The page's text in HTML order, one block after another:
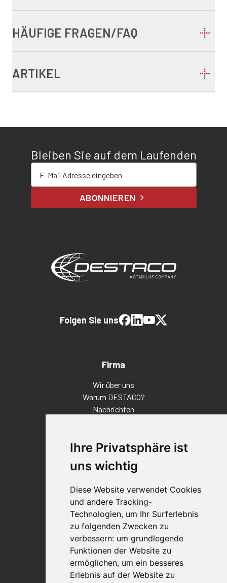
Ihre Privatsphäre ist
uns wichtig
Diese Website verwendet Cookies
und andere Tracking-
Technologien, um Ihr Surferlebnis
zu folgenden Zwecken zu
verbessern: um grundlegende
Funktionen der Website zu
ermöglichen, um ein besseres
Erlebnis auf der Website zu
HÄUFIGE FRAGEN/FAQ
ARTIKEL
Bleiben Sie auf dem Laufenden
ABONNIEREN
Firma
Wir über uns
Warum DESTACO?
Nachrichten
Standorte
Qualitätsaussage
Kontakt
Vertriebspartnerfinder
Häufig gestellte Fragen
Datenschutz-Bestimmungen
Nutzungsbedingungen
Richtlinien/AGBs
Folgen Sie uns